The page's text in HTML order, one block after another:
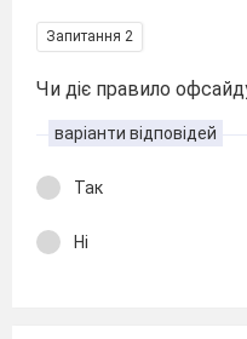
Запитання 2
Чи діє правило
варіанти відповідей
Так
Ні